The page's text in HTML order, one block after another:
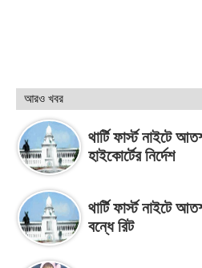
আরও খবর
থার্টি ফার্স্ট নাইটে
হাইকোর্টের নির্দেশ
থার্টি ফার্স্ট নাইটে
বন্ধে রিট